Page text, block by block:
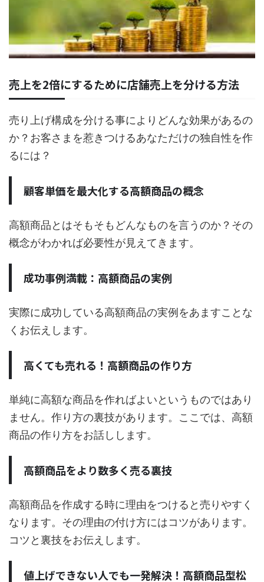
売上を2倍にするために店舗売上を分ける方法
売り上げ構成を分ける事によりどんな効果があるの
か？お客さまを惹きつけるあなただけの独自性を作
るには？
顧客単価を最大化する高額商品の概念
高額商品とはそもそもどんなものを言うのか？その
概念がわかれば必要性が見えてきます。
成功事例満載：高額商品の実例
実際に成功している高額商品の実例をあますことな
くお伝えします。
高くても売れる！高額商品の作り方
単純に高額な商品を作ればよいというものではあり
ません。作り方の裏技があります。ここでは、高額
商品の作り方をお話しします。
高額商品をより数多く売る裏技
高額商品を作成する時に理由をつけると売りやすく
なります。その理由の付け方にはコツがあります。
コツと裏技をお伝えします。
値上げできない人でも一発解決！高額商品型松